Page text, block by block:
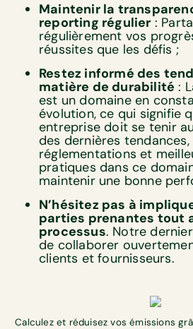
Maintenir la
reporting régulier :
régulièrement vos
réussites que les défis ;
Restez informé des
matière de durabilité :
est un domaine en
évolution, ce qui signifie
entreprise doit se tenir
des dernières tendances,
réglementations et
pratiques dans ce
maintenir une bonne
N’hésitez pas à
parties prenantes tout
processus. Notre
de collaborer
clients et fournisseurs.
Calculez et réduisez vos émissions